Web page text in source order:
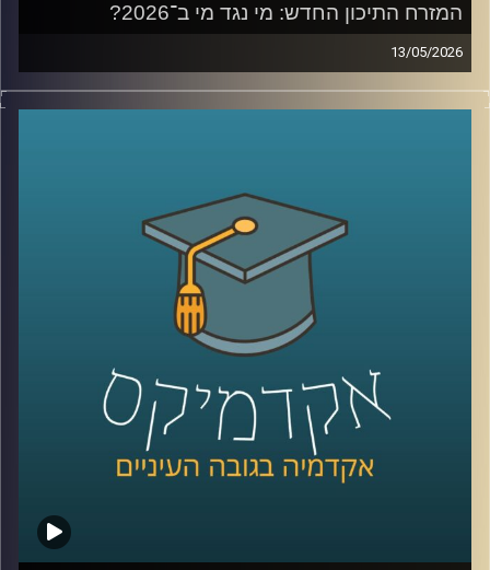
המזרח התיכון החדש: מי נגד מי ב־2026?
13/05/2026
לפני כמה שנים, רוב האנשים עוד הצליחו להבין פחות או יותר
מי נגד מי במזרח התיכון.
החות’ים, רוסיה, הסכמים, איומים, מלחמה רב־זירתית… ובין כל
הכותרות, הרבה אנשים פשוט איבדו את התמונה הגדולה.
אז בפרק הזה רצינו לעצור רגע ולעשות סדר.
להבין מה באמת קורה באזור שלנו, מה השתנה מאז השבעה
באוקטובר, ואיך נראית היום המפה האסטרטגית של המזרח
איתנו היום ד”ר שי הר-צבי, מרצה וחוקר בכיר במכון למדיניות
ואסטרטגיה ב־אוניברסיטת רייכמן, ולשעבר מנכ”ל בפועל של
המשרד לנושאים אסטרטגיים וראש זירה בחטיבת המחקר
וביחד ננסה להבין: האם איראן באמת מתקרבת לנשק גרעיני,
מה מצבו האמיתי של חיזבאללה, האם חמאס עדיין שולט בעזה,